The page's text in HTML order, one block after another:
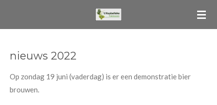
nieuws 2022
Op zondag 19 juni (vaderdag) is er een demonstratie bier
brouwen.